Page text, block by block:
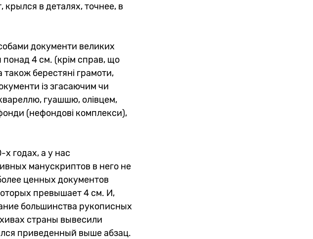
в деталях, точнее, в
документи великих
понад 4 см. (крім справ, що
також берестяні грамоти,
із згасаючим чи
гуашшю, олівцем,
(нефондові комплекси),
годах, а у нас
манускриптов в него не
ценных документов
превышает 4 см. И,
большинства рукописных
страны вывесили
приведенный выше абзац.